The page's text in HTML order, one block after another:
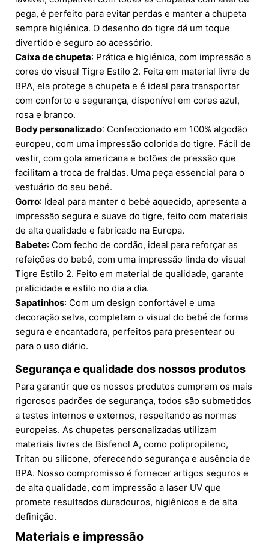
pega, é perfeito para evitar perdas e manter a chupeta
sempre higiénica. O desenho do tigre dá um toque
divertido e seguro ao acessório.
Caixa de chupeta: Prática e higiénica, com impressão a
cores do visual Tigre Estilo 2. Feita em material livre de
BPA, ela protege a chupeta e é ideal para transportar
com conforto e segurança, disponível em cores azul,
rosa e branco.
Body personalizado: Confeccionado em 100% algodão
europeu, com uma impressão colorida do tigre. Fácil de
vestir, com gola americana e botões de pressão que
facilitam a troca de fraldas. Uma peça essencial para o
vestuário do seu bebé.
Gorro: Ideal para manter o bebé aquecido, apresenta a
impressão segura e suave do tigre, feito com materiais
de alta qualidade e fabricado na Europa.
Babete: Com fecho de cordão, ideal para reforçar as
refeições do bebé, com uma impressão linda do visual
Tigre Estilo 2. Feito em material de qualidade, garante
praticidade e estilo no dia a dia.
Sapatinhos: Com um design confortável e uma
decoração selva, completam o visual do bebé de forma
segura e encantadora, perfeitos para presentear ou
para o uso diário.
Segurança e qualidade dos nossos produtos
Para garantir que os nossos produtos cumprem os mais
rigorosos padrões de segurança, todos são submetidos
a testes internos e externos, respeitando as normas
europeias. As chupetas personalizadas utilizam
materiais livres de Bisfenol A, como polipropileno,
Tritan ou silicone, oferecendo segurança e ausência de
BPA. Nosso compromisso é fornecer artigos seguros e
de alta qualidade, com impressão a laser UV que
promete resultados duradouros, higiênicos e de alta
definição.
Materiais e impressão